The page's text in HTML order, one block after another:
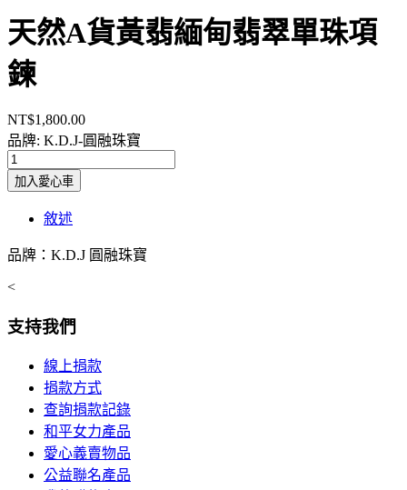
天然A貨黃翡緬甸翡翠單珠項
鍊
NT$1,800.00
品牌: K.D.J-圓融珠寶
敘述
品牌：K.D.J 圓融珠寶
<
支持我們
線上捐款
捐款方式
查詢捐款記錄
和平女力產品
愛心義賣物品
公益聯名產品